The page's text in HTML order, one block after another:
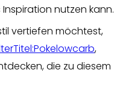
nutzen kann.
vertiefen möchtest,
,
die zu diesem